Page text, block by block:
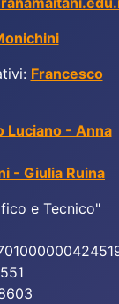
Francesco
Luciano - Anna
- Giulia Ruina
e Tecnico"